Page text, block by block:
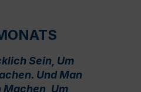
Sein, Um
Und Man
Um